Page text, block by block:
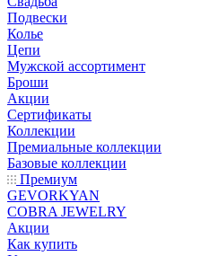
Подвески
Колье
Цепи
Мужской ассортимент
Броши
Акции
Сертификаты
Коллекции
Премиальные коллекции
Базовые коллекции
Премиум
GEVORKYAN
COBRA JEWELRY
Акции
Как купить